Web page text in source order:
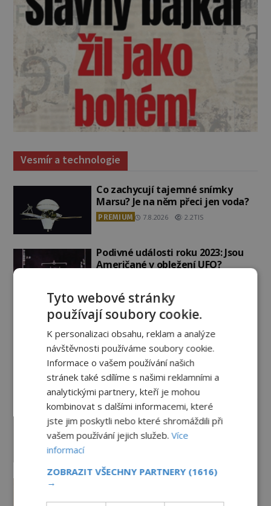
Vesmír a technologie
Co zachycují tajemné snímky
Marsu? Je na něm přeci jen voda?
PREMIUM 7.8.2026 2.2TIS
Podivné události roku 2023: Jsou
Američané v obležení UFO?
Nad australským městem
„tančila“ záhadná světla
PREMIUM 3.4TIS
Záhady historie
Ayia Napa: Kyperské vodní
monstrum s mírumilovnou
povahou
Tyto webové stránky
používají soubory cookie.
K personalizaci obsahu, reklam a analýze
návštěvnosti používáme soubory cookie.
Informace o vašem používání našich
stránek také sdílíme s našimi reklamními a
analytickými partnery, kteří je mohou
kombinovat s dalšími informacemi, které
jste jim poskytli nebo které shromáždili při
vašem používání jejich služeb.Více
informací
ZOBRAZIT VŠECHNY PARTNERY (1616)
→